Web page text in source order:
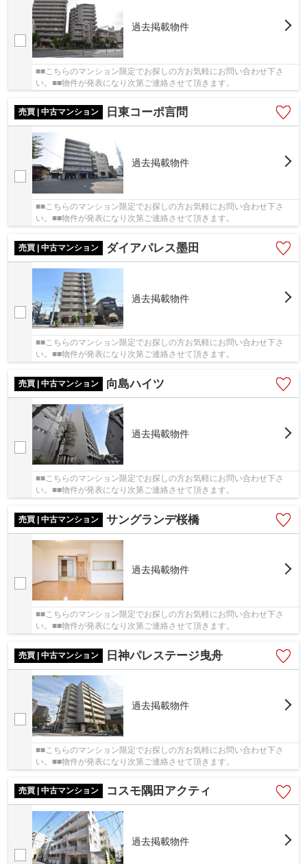
過去掲載物件
■■こちらのマンション限定でお探しの方お気軽にお問い合わせ下さ
い。■■物件が発表になり次第ご連絡させて頂きます。
売買 | 中古マンション 日東コーポ言問
過去掲載物件
■■こちらのマンション限定でお探しの方お気軽にお問い合わせ下さ
い。■■物件が発表になり次第ご連絡させて頂きます。
売買 | 中古マンション ダイアパレス墨田
過去掲載物件
■■こちらのマンション限定でお探しの方お気軽にお問い合わせ下さ
い。■■物件が発表になり次第ご連絡させて頂きます。
売買 | 中古マンション 向島ハイツ
過去掲載物件
■■こちらのマンション限定でお探しの方お気軽にお問い合わせ下さ
い。■■物件が発表になり次第ご連絡させて頂きます。
売買 | 中古マンション サングランデ桜橋
過去掲載物件
■■こちらのマンション限定でお探しの方お気軽にお問い合わせ下さ
い。■■物件が発表になり次第ご連絡させて頂きます。
売買 | 中古マンション 日神パレステージ曳舟
過去掲載物件
■■こちらのマンション限定でお探しの方お気軽にお問い合わせ下さ
い。■■物件が発表になり次第ご連絡させて頂きます。
売買 | 中古マンション コスモ隅田アクティ
過去掲載物件